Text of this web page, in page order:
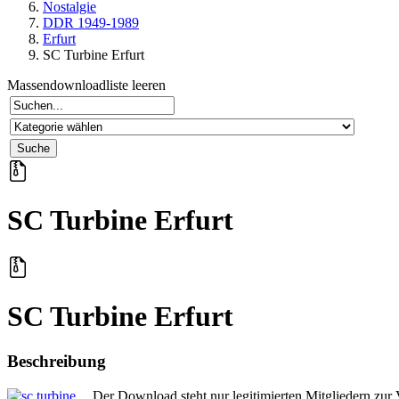
Nostalgie
DDR 1949-1989
Erfurt
SC Turbine Erfurt
Massendownloadliste leeren
SC Turbine Erfurt
SC Turbine Erfurt
Beschreibung